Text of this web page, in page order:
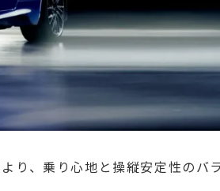
り、乗り心地と操縦安定性のバ